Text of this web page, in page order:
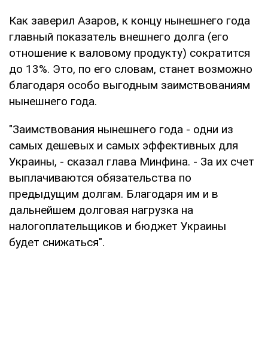
Как заверил Азаров, к концу нынешнего года
главный показатель внешнего долга (его
отношение к валовому продукту) сократится
до 13%. Это, по его словам, станет возможно
благодаря особо выгодным заимствованиям
нынешнего года.
"Заимствования нынешнего года - одни из
самых дешевых и самых эффективных для
Украины, - сказал глава Минфина. - За их счет
выплачиваются обязательства по
предыдущим долгам. Благодаря им и в
дальнейшем долговая нагрузка на
налогоплательщиков и бюджет Украины
будет снижаться".